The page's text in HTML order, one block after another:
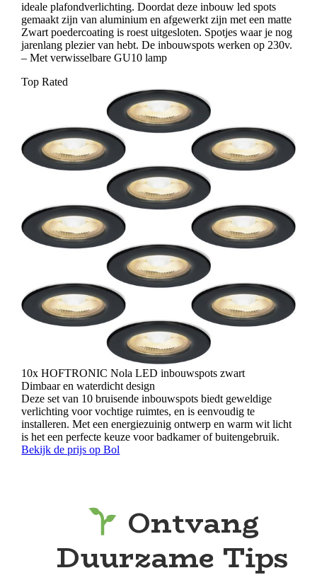
ideale plafondverlichting. Doordat deze inbouw led spots
gemaakt zijn van aluminium en afgewerkt zijn met een matte
Zwart poedercoating is roest uitgesloten. Spotjes waar je nog
jarenlang plezier van hebt. De inbouwspots werken op 230v.
– Met verwisselbare GU10 lamp
Top Rated
10x HOFTRONIC Nola LED inbouwspots zwart
Dimbaar en waterdicht design
Deze set van 10 bruisende inbouwspots biedt geweldige
verlichting voor vochtige ruimtes, en is eenvoudig te
installeren. Met een energiezuinig ontwerp en warm wit licht
is het een perfecte keuze voor badkamer of buitengebruik.
Bekijk de prijs op Bol
Ontvang
Duurzame Tips